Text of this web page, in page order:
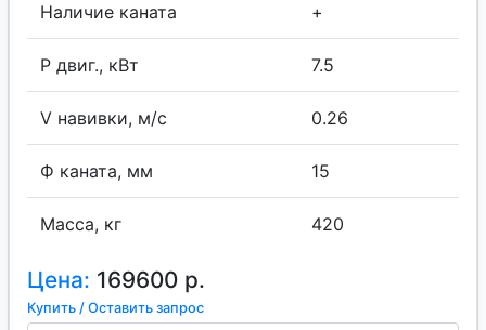
Наличие каната +
P двиг., кВт 7.5
V навивки, м/с 0.26
Ф каната, мм 15
Масса, кг 420
Цена: 169600 р.
Купить / Оставить запрос